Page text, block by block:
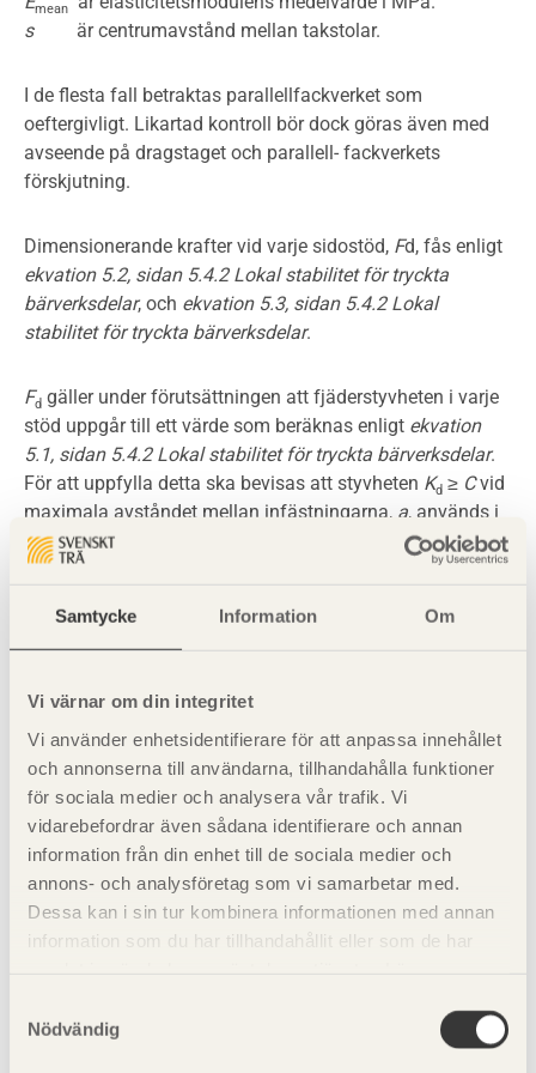
Samtycke Information Om
Vi värnar om din integritet
Vi använder enhetsidentifierare för att anpassa innehållet
och annonserna till användarna, tillhandahålla funktioner
för sociala medier och analysera vår trafik. Vi
vidarebefordrar även sådana identifierare och annan
information från din enhet till de sociala medier och
annons- och analysföretag som vi samarbetar med.
Dessa kan i sin tur kombinera informationen med annan
information som du har tillhandahållit eller som de har
Nödvändig
mean
s är centrumavstånd mellan takstolar.
I de flesta fall betraktas parallellfackverket som
oeftergivligt. Likartad kontroll bör dock göras även med
avseende på dragstaget och parallell- fackverkets
förskjutning.
Dimensionerande krafter vid varje sidostöd, Fd, fås enligt
ekvation 5.2, sidan 5.4.2 Lokal stabilitet för tryckta
bärverksdelar, och ekvation 5.3, sidan 5.4.2 Lokal
stabilitet för tryckta bärverksdelar.
Fd gäller under förutsättningen att fjäderstyvheten i varje
stöd uppgår till ett värde som beräknas enligt ekvation
5.1, sidan 5.4.2 Lokal stabilitet för tryckta bärverksdelar.
För att uppfylla detta ska bevisas att styvheten Kd ≥ Cvid
maximala avståndet mellan infästningarna, a, används i
beräkningarna oavsett om det i verkligheten används
kortare avstånd. Styvheten beror även av förskjutningar i
av parallellfackverk.
Spikförbandens styvhet
Styvheten av ett spikförband mellan två brädor utan
förborrning i bruksgräns kan bestämmas enligt:
Kser = ρm ⋅
d08
30
Kser=ρm 1,5⋅ d0830
ρmär medeldensiteten i kg/m
är spikens diameter i mm.